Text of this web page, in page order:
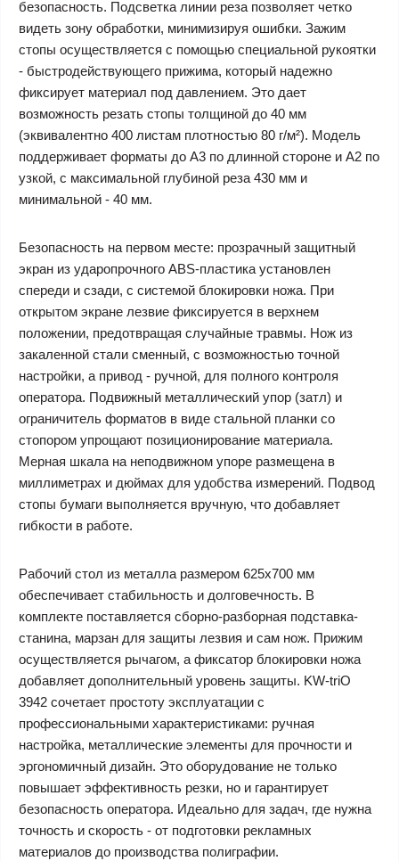
безопасность. Подсветка линии реза позволяет четко
видеть зону обработки, минимизируя ошибки. Зажим
стопы осуществляется с помощью специальной рукоятки
- быстродействующего прижима, который надежно
фиксирует материал под давлением. Это дает
возможность резать стопы толщиной до 40 мм
(эквивалентно 400 листам плотностью 80 г/м²). Модель
поддерживает форматы до А3 по длинной стороне и A2 по
узкой, с максимальной глубиной реза 430 мм и
минимальной - 40 мм.
Безопасность на первом месте: прозрачный защитный
экран из ударопрочного ABS-пластика установлен
спереди и сзади, с системой блокировки ножа. При
открытом экране лезвие фиксируется в верхнем
положении, предотвращая случайные травмы. Нож из
закаленной стали сменный, с возможностью точной
настройки, а привод - ручной, для полного контроля
оператора. Подвижный металлический упор (затл) и
ограничитель форматов в виде стальной планки со
стопором упрощают позиционирование материала.
Мерная шкала на неподвижном упоре размещена в
миллиметрах и дюймах для удобства измерений. Подвод
стопы бумаги выполняется вручную, что добавляет
гибкости в работе.
Рабочий стол из металла размером 625х700 мм
обеспечивает стабильность и долговечность. В
комплекте поставляется сборно-разборная подставка-
станина, марзан для защиты лезвия и сам нож. Прижим
осуществляется рычагом, а фиксатор блокировки ножа
добавляет дополнительный уровень защиты. KW-triO
3942 сочетает простоту эксплуатации с
профессиональными характеристиками: ручная
настройка, металлические элементы для прочности и
эргономичный дизайн. Это оборудование не только
повышает эффективность резки, но и гарантирует
безопасность оператора. Идеально для задач, где нужна
точность и скорость - от подготовки рекламных
материалов до производства полиграфии.